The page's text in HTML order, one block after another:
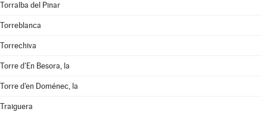
Torralba del Pinar
Torreblanca
Torrechiva
Torre d'En Besora, la
Torre d'en Doménec, la
Traiguera